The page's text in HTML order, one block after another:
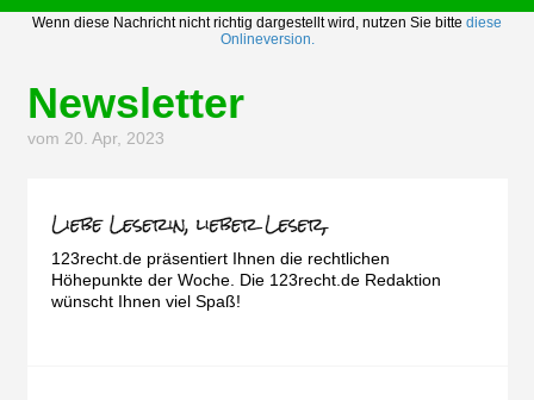
Wenn diese Nachricht nicht richtig dargestellt wird, nutzen Sie bitte diese
Onlineversion.
Newsletter
vom 20. Apr, 2023
123recht.de präsentiert Ihnen die rechtlichen
Höhepunkte der Woche. Die 123recht.de Redaktion
wünscht Ihnen viel Spaß!